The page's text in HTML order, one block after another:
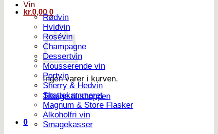
kr.0,00 0
Ingen varer i kurven.
Tilbage til shoppen
0
Vin
Rødvin
Hvidvin
Rosévin
Champagne
Dessertvin
Mousserende vin
Portvin
Sherry & Hedvin
Skattekammeret
Magnum & Store Flasker
Alkoholfri vin
Smagekasser